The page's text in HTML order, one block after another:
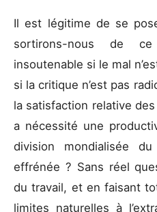
Il est légitime de se
sortirons-nous de
insoutenable si le mal
si la critique n’est pas
la satisfaction relative
a nécessité une
division mondialisée
effrénée ? Sans réel
du travail, et en faisant
limites naturelles à